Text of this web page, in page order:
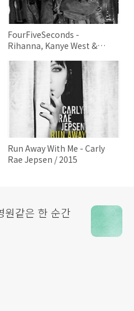
FourFiveSeconds -
Rihanna, Kanye West &
Run Away With Me - Carly
Rae Jepsen / 2015
원같은 한 순간